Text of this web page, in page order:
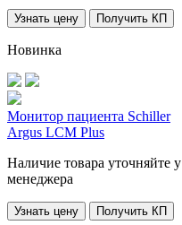
Узнать цену Получить КП
Новинка
Монитор пациента Schiller
Argus LCM Plus
Наличие товара уточняйте у
менеджера
Узнать цену Получить КП